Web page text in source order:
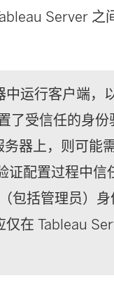
Server 之
运行客户端，
了受信任的身
器上，则可能
证配置过程中信
包括管理员）
在 Tableau